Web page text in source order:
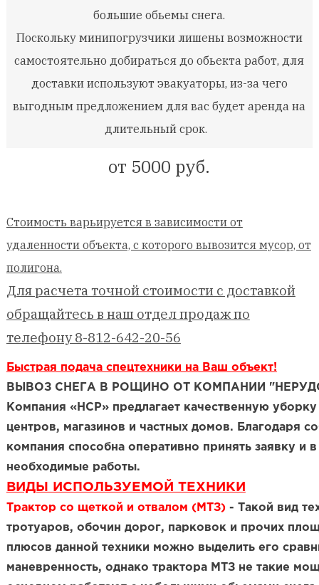
большие обьемы снега.
Поскольку минипогрузчики лишены возможности
самостоятельно добираться до обьекта работ, для
доставки используют эвакуаторы, из-за чего
выгодным предложением для вас будет аренда на
длительный срок.
от 5000 руб.
Стоимость варьируется в зависимости от
удаленности объекта, с которого вывозится мусор, от
полигона.
Для расчета точной стоимости с доставкой
обращайтесь в наш отдел продаж по
телефону 8-812-642-20-56
Быстрая подача спецтехники на Ваш объект!
ВЫВОЗ СНЕГА В РОЩИНО ОТ КОМПАНИИ
Компания «НСР» предлагает качественную
центров, магазинов и частных домов. Благодаря
компания способна оперативно принять заявку и
необходимые работы.
ВИДЫ ИСПОЛЬЗУЕМОЙ ТЕХНИКИ
Трактор со щеткой и отвалом (МТЗ)- Такой вид
тротуаров, обочин дорог, парковок и прочих
плюсов данной техники можно выделить его
маневренность, однако трактора МТЗ не такие